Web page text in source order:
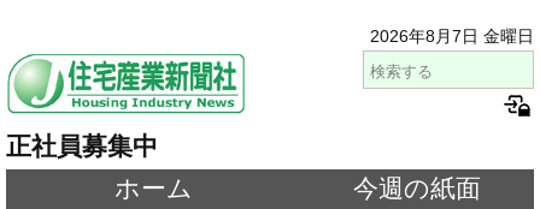
2026年8月7日 金曜日
正社員募集中
ホーム
今週の紙面